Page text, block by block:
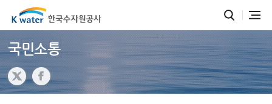
국민소통